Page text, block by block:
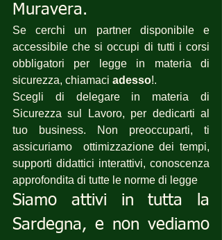
Muravera.
Se cerchi un partner disponibile e
accessibile che si occupi di tutti i corsi
obbligatori per legge in materia di
sicurezza, chiamaci adesso!.
Scegli di delegare in materia di
Sicurezza sul Lavoro, per dedicarti al
tuo business. Non preoccuparti, ti
assicuriamo  ottimizzazione dei tempi,
supporti didattici interattivi, conoscenza
approfondita di tutte le norme di legge
Siamo attivi in tutta la
Sardegna, e non vediamo